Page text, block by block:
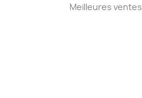
Meilleures ventes